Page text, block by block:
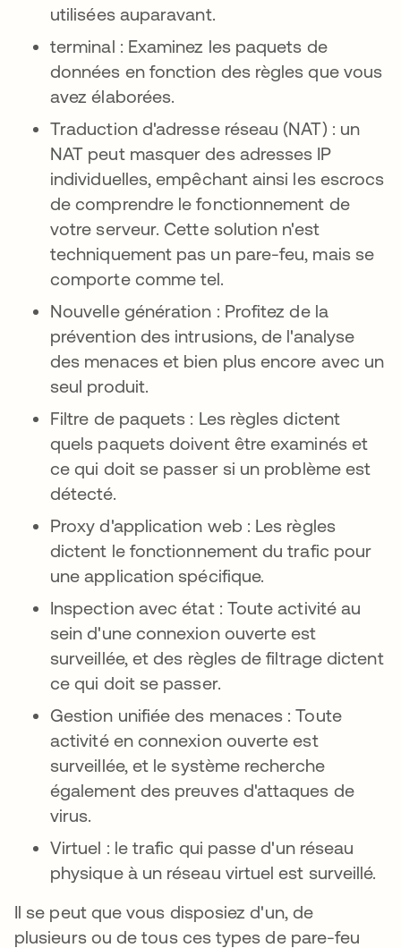
utilisées auparavant.
terminal : Examinez les paquets de
données en fonction des règles que vous
avez élaborées.
Traduction d'adresse réseau (NAT) : un
NAT peut masquer des adresses IP
individuelles, empêchant ainsi les escrocs
de comprendre le fonctionnement de
votre serveur. Cette solution n'est
techniquement pas un pare-feu, mais se
comporte comme tel.
Nouvelle génération : Profitez de la
prévention des intrusions, de l'analyse
des menaces et bien plus encore avec un
seul produit.
Filtre de paquets : Les règles dictent
quels paquets doivent être examinés et
ce qui doit se passer si un problème est
détecté.
Proxy d'application web : Les règles
dictent le fonctionnement du trafic pour
une application spécifique.
Inspection avec état : Toute activité au
sein d'une connexion ouverte est
surveillée, et des règles de filtrage dictent
ce qui doit se passer.
Gestion unifiée des menaces : Toute
activité en connexion ouverte est
surveillée, et le système recherche
également des preuves d'attaques de
virus.
Virtuel : le trafic qui passe d'un réseau
physique à un réseau virtuel est surveillé.
Il se peut que vous disposiez d'un, de
plusieurs ou de tous ces types de pare-feu